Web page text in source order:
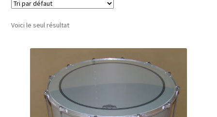
Contact
Voici le seul résultat